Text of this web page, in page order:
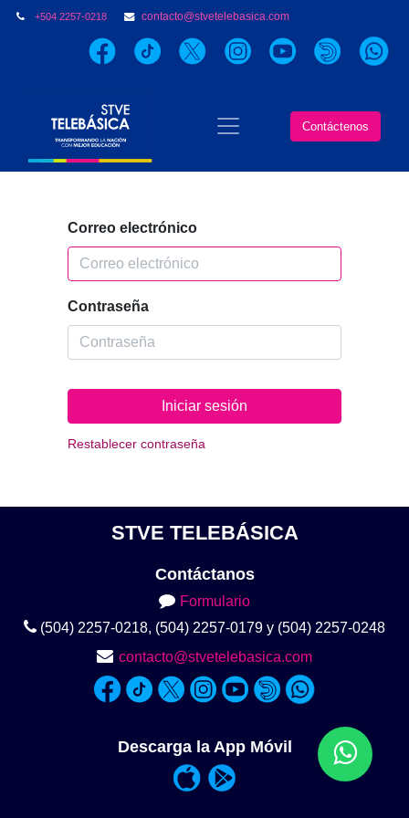
+504 2257-0218 contacto@stvetelebasica.com
Contáctenos
Correo electrónico
Contraseña
Iniciar sesión
Restablecer contraseña
STVE TELEBÁSICA
Contáctanos
Formulario
(504) 2257-0218, (504) 2257-0179 y (504) 2257-0248
contacto@stvetelebasica.com
Descarga la App Móvil